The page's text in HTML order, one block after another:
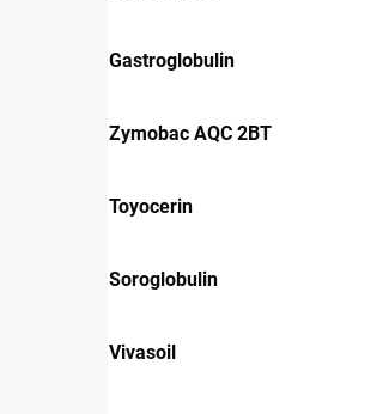
Gastroglobulin
Zymobac AQC 2BT
Toyocerin
Soroglobulin
Vivasoil